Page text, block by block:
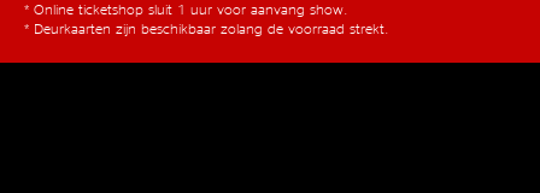
* Online ticketshop sluit 1 uur voor aanvang show.
* Deurkaarten zijn beschikbaar zolang de voorraad strekt.